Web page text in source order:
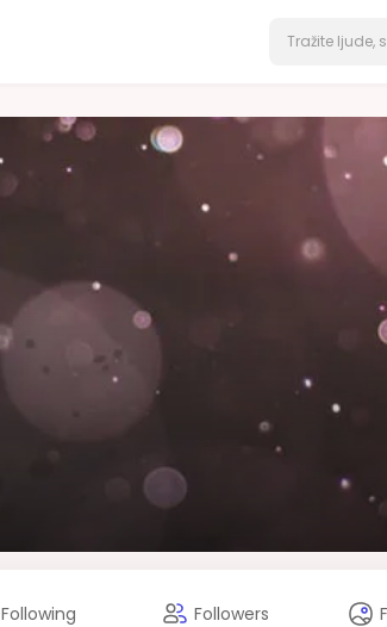
Following Followers